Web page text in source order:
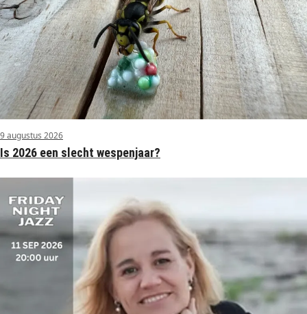
9 augustus 2026
Is 2026 een slecht wespenjaar?